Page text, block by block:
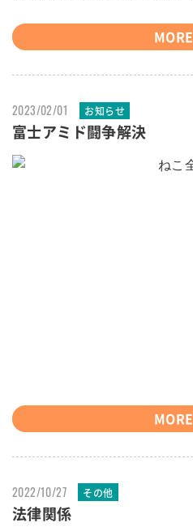
MORE
2023/02/01 お知らせ
富士アミド闘争解決
MORE
2022/10/27 その他
法律関係